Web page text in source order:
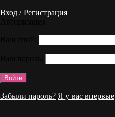
Вход / Регистрация
Забыли пароль? Я у вас впервые